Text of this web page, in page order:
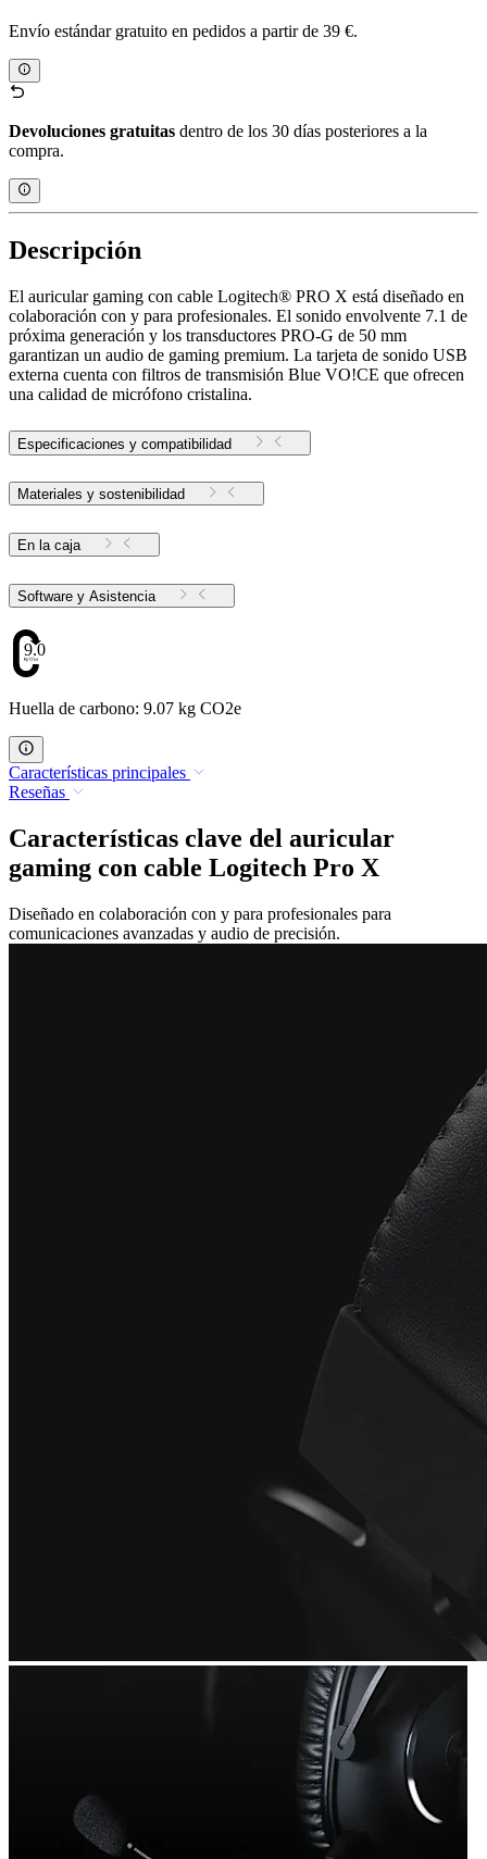
Envío estándar gratuito en pedidos a partir de 39 €.
Devoluciones gratuitas dentro de los 30 días posteriores a la
compra.
Descripción
El auricular gaming con cable Logitech® PRO X está diseñado en
colaboración con y para profesionales. El sonido envolvente 7.1 de
próxima generación y los transductores PRO-G de 50 mm
garantizan un audio de gaming premium. La tarjeta de sonido USB
externa cuenta con filtros de transmisión Blue VO!CE que ofrecen
una calidad de micrófono cristalina.
Especificaciones y compatibilidad
Materiales y sostenibilidad
En la caja
Software y Asistencia
9.07
Huella de carbono: 9.07 kg CO2e
Características principales
Reseñas
Características clave del auricular
gaming con cable Logitech Pro X
Diseñado en colaboración con y para profesionales para
comunicaciones avanzadas y audio de precisión.